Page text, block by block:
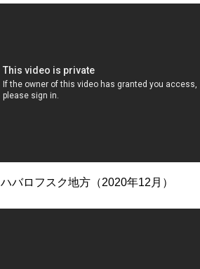
ハバロフスク地方（2020年12月）